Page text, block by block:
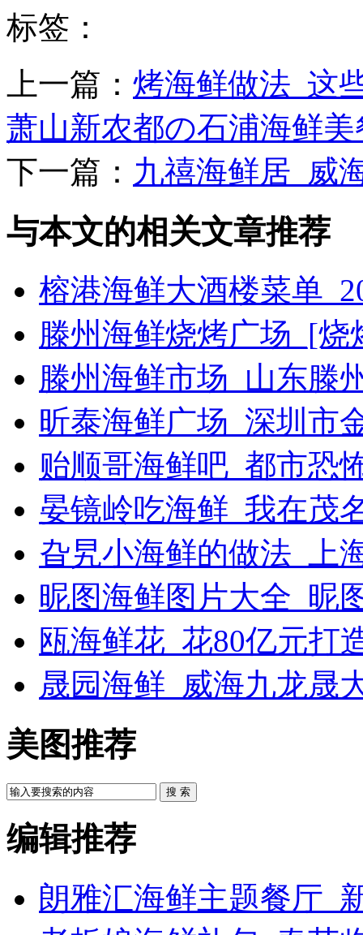
标签：
上一篇： 烤海鲜做法_这
萧山新农都の石浦海鲜美
下一篇： 九禧海鲜居_威
与本文的相关文章推荐
榕港海鲜大酒楼菜单
滕州海鲜烧烤广场_[
滕州海鲜市场_山东滕
昕泰海鲜广场_深圳市
贻顺哥海鲜吧_都市恐
晏镜岭吃海鲜_我在茂
旮旯小海鲜的做法_上
昵图海鲜图片大全_昵
瓯海鲜花_花80亿元打
晟园海鲜_威海九龙晟
美图推荐
搜 索
编辑推荐
朗雅汇海鲜主题餐厅_